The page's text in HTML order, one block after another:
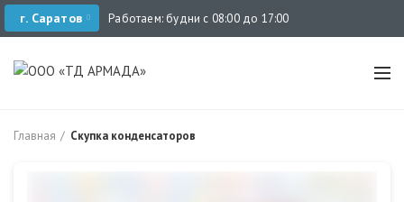
г. Саратов Работаем: будни с 08:00 до 17:00
Главная Скупка конденсаторов